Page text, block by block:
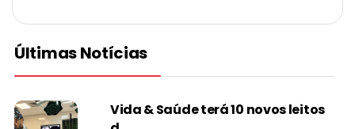
Últimas Notícias
Vida & Saúde terá 10 novos leitos